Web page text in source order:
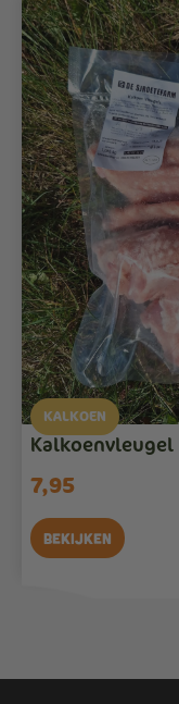
KALKOEN
Kalkoenvleugel
7,95
Bekijken